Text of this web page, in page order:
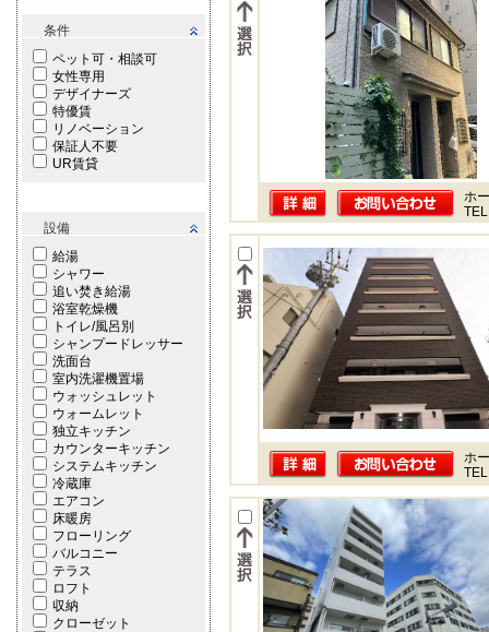
条件
ペット可・相談可
女性専用
デザイナーズ
特優賃
リノベーション
保証人不要
UR賃貸
設備
給湯
シャワー
追い焚き給湯
浴室乾燥機
トイレ/風呂別
シャンプードレッサー
洗面台
室内洗濯機置場
ウォッシュレット
ウォームレット
独立キッチン
カウンターキッチン
システムキッチン
冷蔵庫
エアコン
床暖房
フローリング
バルコニー
テラス
ロフト
収納
クローゼット
ホ
ホ